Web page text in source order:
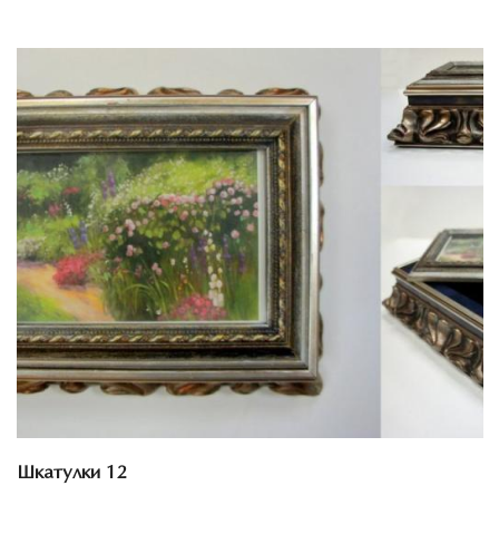
Смотреть проект
Шкатулки 12